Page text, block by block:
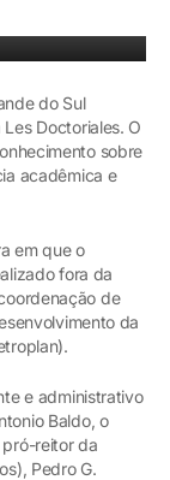
do Sul
Doctoriales. O
sobre
acadêmica e
em que o
fora da
de
da
e administrativo
Baldo, o
reitor da
Pedro G.